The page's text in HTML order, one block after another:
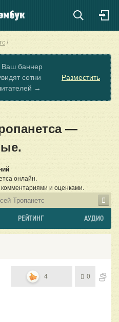
Ваш баннер
сотни
→
Разместить
—
онлайн.
и оценками.
РЕЙТИНГ АУДИО
4 0